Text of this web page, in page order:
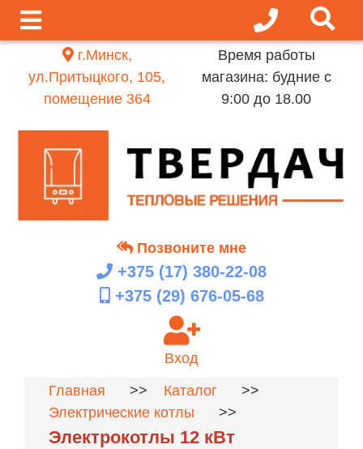
г.Минск,
ул.Притыцкого, 105,
помещение 364
Время работы
магазина: будние с
9:00 до 18.00
Позвоните мне
+375 (17) 380-22-08
+375 (29) 676-05-68
Вход
Главная
>> Каталог
>>
Электрические котлы
>>
Электрокотлы 12 кВт